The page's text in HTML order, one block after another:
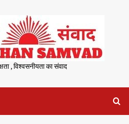
, विश्वसनीयता का संवाद